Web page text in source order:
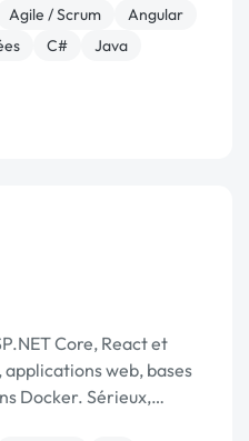
rapidement ...
Agile / Scrum
Angular
C# Java
Core, React et
applications web, bases
Docker. Sérieux,